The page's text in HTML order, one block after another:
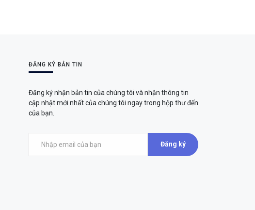
ĐĂNG KÝ BẢN TIN
Đăng ký nhận bản tin của chúng tôi và nhận thông tin
cập nhật mới nhất của chúng tôi ngay trong hộp thư đến
của bạn.
Đăng ký